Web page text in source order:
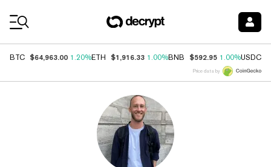
BTC $64,963.00 1.20%ETH $1,916.33 1.00%BNB $592.95 1.00%USDC
Price data by